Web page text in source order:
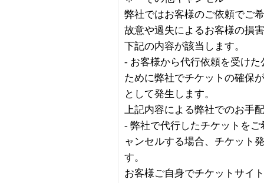
弊社ではお客様のご依頼でご
故意や過失によるお客様の損
下記の内容が該当します。
- お客様から代行依頼を受け
ために弊社でチケットの確保
として発生します。
上記内容による弊社でのお手
- 弊社で代行したチケットを
ャンセルする場合、チケット
す。
お客様ご自身でチケットサイ